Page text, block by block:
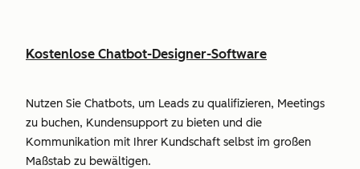
Kostenlose Chatbot-Designer-Software
Nutzen Sie Chatbots, um Leads zu qualifizieren, Meetings
zu buchen, Kundensupport zu bieten und die
Kommunikation mit Ihrer Kundschaft selbst im großen
Maßstab zu bewältigen.